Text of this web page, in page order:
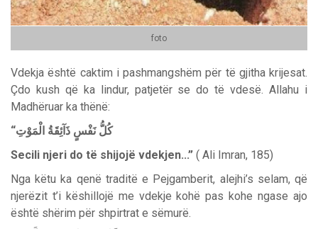
foto
Vdekja është caktim i pashmangshëm për të gjitha krijesat.
Çdo kush që ka lindur, patjetër se do të vdesë. Allahu i
Madhëruar ka thënë:
“
كُلُّ نَفْسٍ ذَآئِقَةُ الْمَوْتِ
Secili njeri do të shijojë vdekjen...” ( Ali Imran, 185)
Nga këtu ka qenë traditë e Pejgamberit, alejhi’s selam, që
njerëzit t’i këshillojë me vdekje kohë pas kohe ngase ajo
është shërim për shpirtrat e sëmurë.